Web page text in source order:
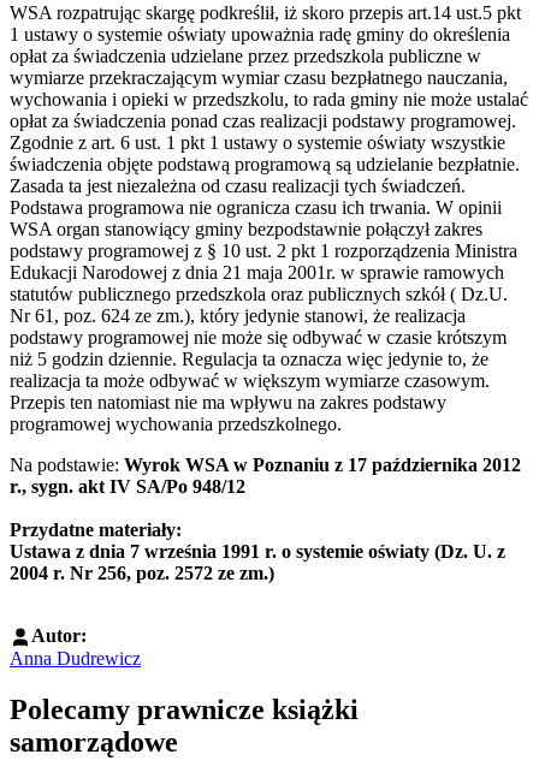
WSA rozpatrując skargę podkreślił, iż skoro przepis art.14 ust.5 pkt
1 ustawy o systemie oświaty upoważnia radę gminy do określenia
opłat za świadczenia udzielane przez przedszkola publiczne w
wymiarze przekraczającym wymiar czasu bezpłatnego nauczania,
wychowania i opieki w przedszkolu, to rada gminy nie może ustalać
opłat za świadczenia ponad czas realizacji podstawy programowej.
Zgodnie z art. 6 ust. 1 pkt 1 ustawy o systemie oświaty wszystkie
świadczenia objęte podstawą programową są udzielanie bezpłatnie.
Zasada ta jest niezależna od czasu realizacji tych świadczeń.
Podstawa programowa nie ogranicza czasu ich trwania. W opinii
WSA organ stanowiący gminy bezpodstawnie połączył zakres
podstawy programowej z § 10 ust. 2 pkt 1 rozporządzenia Ministra
Edukacji Narodowej z dnia 21 maja 2001r. w sprawie ramowych
statutów publicznego przedszkola oraz publicznych szkół ( Dz.U.
Nr 61, poz. 624 ze zm.), który jedynie stanowi, że realizacja
podstawy programowej nie może się odbywać w czasie krótszym
niż 5 godzin dziennie. Regulacja ta oznacza więc jedynie to, że
realizacja ta może odbywać w większym wymiarze czasowym.
Przepis ten natomiast nie ma wpływu na zakres podstawy
programowej wychowania przedszkolnego.
Na podstawie: Wyrok WSA w Poznaniu z 17 października 2012
r., sygn. akt IV SA/Po 948/12
Przydatne materiały:
Ustawa z dnia 7 września 1991 r. o systemie oświaty (Dz. U. z
2004 r. Nr 256, poz. 2572 ze zm.)
Autor:
Anna Dudrewicz
Polecamy prawnicze książki
samorządowe